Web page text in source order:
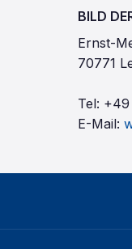
BILD
Ernst-
70771
Tel: +49
E-Mail: